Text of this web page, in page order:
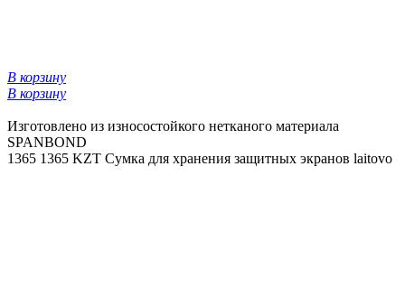
В корзину
В корзину
Изготовлено из износостойкого нетканого материала
SPANBOND
1365 1365 KZT Сумка для хранения защитных экранов laitovo